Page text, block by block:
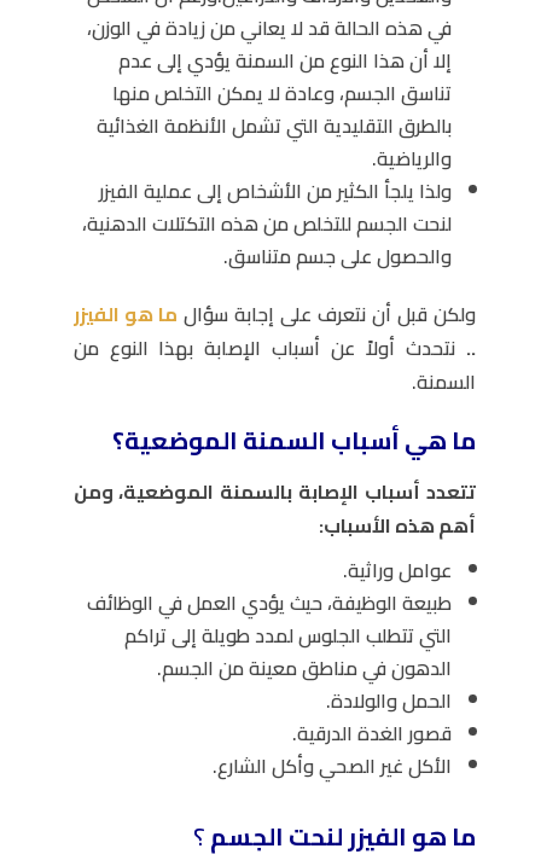
في هذه الحالة قد لا يعاني من زيادة في الوزن،
إلا أن هذا النوع من السمنة يؤدي إلى عدم
تناسق الجسم، وعادة لا يمكن التخلص منها
بالطرق التقليدية التي تشمل الأنظمة الغذائية
والرياضية.
ولذا يلجأ الكثير من الأشخاص إلى عملية الفيزر
لنحت الجسم للتخلص من هذه التكتلات الدهنية،
والحصول على جسم متناسق.
ولكن قبل أن نتعرف على إجابة سؤال ما هو الفيزر
.. نتحدث أولاً عن أسباب الإصابة بهذا النوع من
السمنة.
ما هي أسباب السمنة الموضعية؟
تتعدد أسباب الإصابة بالسمنة الموضعية، ومن
أهم هذه الأسباب:
عوامل وراثية.
طبيعة الوظيفة، حيث يؤدي العمل في الوظائف
التي تتطلب الجلوس لمدد طويلة إلى تراكم
الدهون في مناطق معينة من الجسم.
الحمل والولادة.
قصور الغدة الدرقية.
الأكل غير الصحي وأكل الشارع.
ما هو الفيزر لنحت الجسم؟